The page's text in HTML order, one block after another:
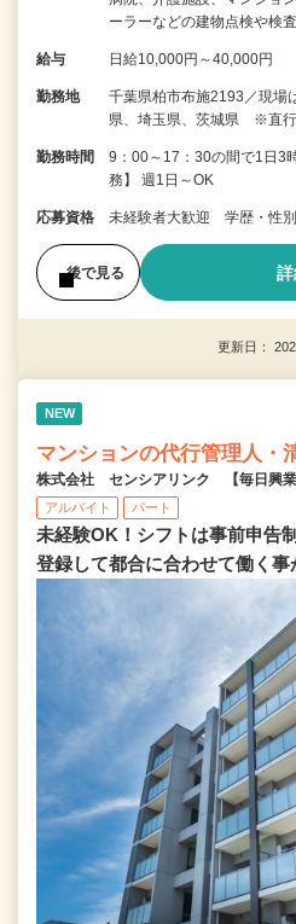
ーラーなどの建物点検や検
給与 日給10,000円～40,000円
勤務地
千葉県柏市布施2193／現場
県、埼玉県、茨城県 ※直
勤務時間
9：00～17：30の間で1日
務】 週1日～OK
応募資格 未経験者大歓迎 学歴・性
後で見る
更新日：
NEW
マンションの代行管理人・
株式会社 センシアリンク 【毎日興業
アルバイト パート
未経験OK！シフトは事前申告
登録して都合に合わせて働く事